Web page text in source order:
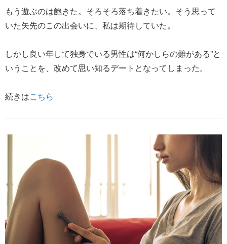
もう遊ぶのは飽きた。そろそろ落ち着きたい。そう思って
いた矢先のこの出会いに、私は期待していた。
しかし良い年して独身でいる男性は“何かしらの難がある”と
いうことを、改めて思い知るデートとなってしまった。
続きはこちら